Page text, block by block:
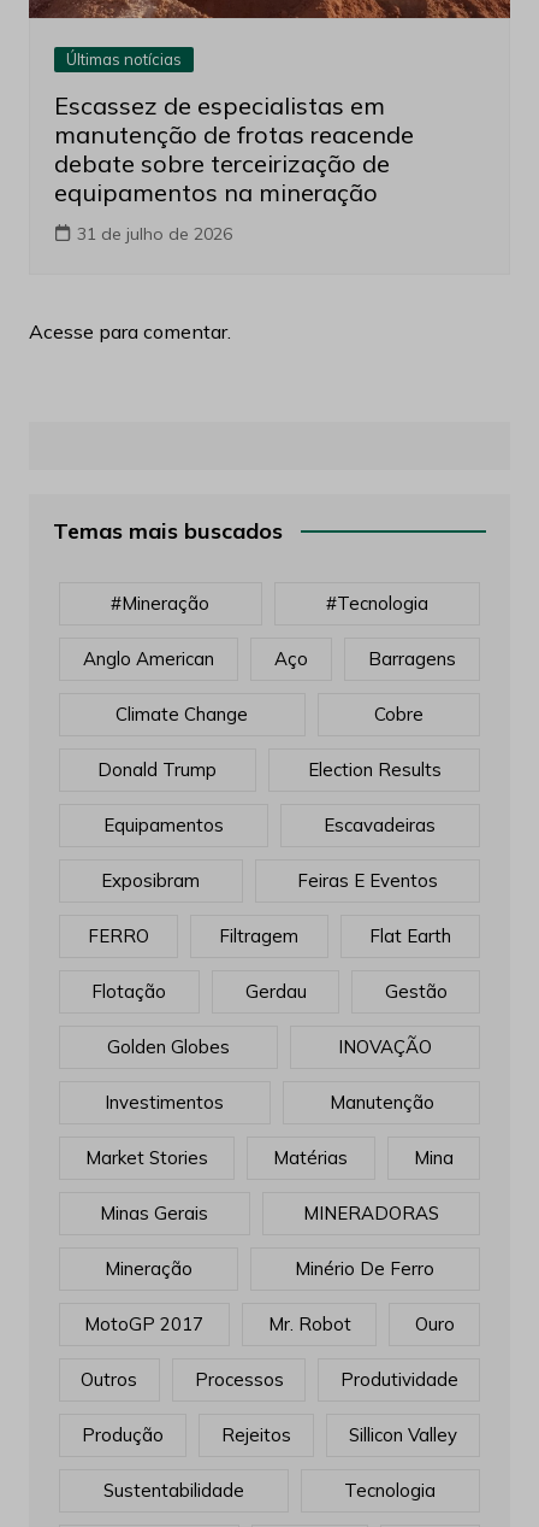
Últimas notícias
Escassez de especialistas em
manutenção de frotas reacende
debate sobre terceirização de
equipamentos na mineração
31 de julho de 2026
Acesse para comentar.
Temas mais buscados
#mineração #tecnologia
Anglo American Aço Barragens
Climate Change Cobre
Donald Trump Election Results
Equipamentos Escavadeiras
Exposibram Feiras E Eventos
FERRO Filtragem Flat Earth
Flotação Gerdau Gestão
Golden Globes INOVAÇÃO
Investimentos Manutenção
Market Stories Matérias Mina
Minas Gerais MINERADORAS
Mineração Minério De Ferro
MotoGP 2017 Mr. Robot Ouro
Outros Processos Produtividade
Produção Rejeitos Sillicon Valley
Sustentabilidade Tecnologia